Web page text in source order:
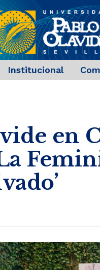
Institucional
en